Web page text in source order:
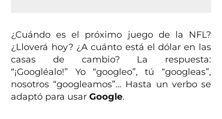
¿Cuándo es el próximo juego de la NFL?
¿Lloverá hoy? ¿A cuánto está el dólar en las
casas de cambio? La respuesta:
“¡Googléalo!” Yo “googleo”, tú “googleas”,
nosotros “googleamos”… Hasta un verbo se
adaptó para usarGoogle.